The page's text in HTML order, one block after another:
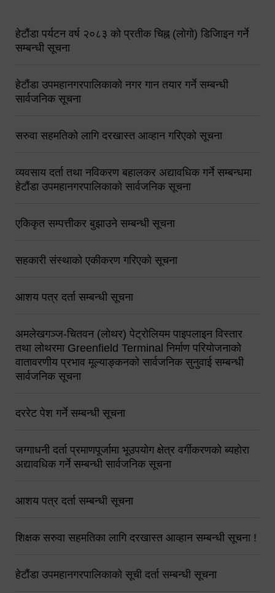
हेटौंडा पर्यटन वर्ष २०८३ को प्रतीक चिह्न (लोगो) डिजिाइन गर्ने
सम्बन्धी सूचना
हेटौंडा उपमहानगरपालिकाको नगर गान तयार गर्ने सम्बन्धी
सार्वजनिक सूचना
सरुवा सहमतिको लागि दरखास्त आव्हान गरिएको सूचना
व्यवसाय दर्ता तथा नविकरण बहालकर अद्यावधिक गर्ने सम्बन्धमा
हेटौंडा उपमहानगरपालिकाको सार्वजनिक सूचना
एकिकृत सम्पत्तीकर बुझाउने सम्बन्धी सूचना
सहकारी संस्थाको एकीकरण गरिएको सूचना
आशय पत्र दर्ता सम्बन्धी सूचना
अमलेखगञ्ज-चितवन (लोथर) पेट्रोलियम पाइपलाइन विस्तार
तथा लोथरमा Greenfield Terminal निर्माण परियोजनाको
वातावरणीय प्रभाव मूल्याङ्कनको सार्वजनिक सुनुवाई सम्बन्धी
सार्वजनिक सूचना
दररेट पेश गर्ने सम्बन्धी सूचना
जग्गाधनी दर्ता प्रमाणपूर्जामा भूउपयोग क्षेत्र वर्गीकरणको ब्यहोरा
अद्यावधिक गर्ने सम्बन्धी सार्वजनिक सूचना
आशय पत्र दर्ता सम्बन्धी सूचना
शिक्षक सरुवा सहमतिका लागि दरखास्त आव्हान सम्बन्धी सूचना !
हेटौंडा उपमहानगरपालिकाको सूची दर्ता सम्बन्धी सूचना